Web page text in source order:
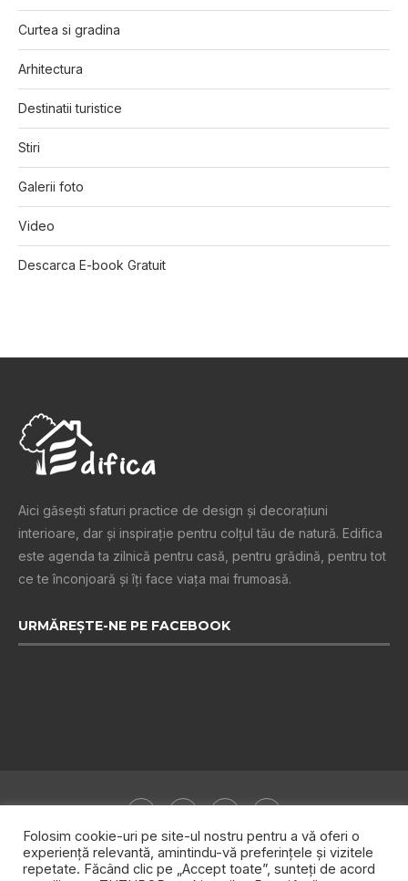
Curtea si gradina
Arhitectura
Destinatii turistice
Stiri
Galerii foto
Video
Descarca E-book Gratuit
Aici găsești sfaturi practice de design şi decoraţiuni
interioare, dar și inspiraţie pentru colţul tău de natură. Edifica
este agenda ta zilnică pentru casă, pentru grădină, pentru tot
ce te înconjoară şi îţi face viaţa mai frumoasă.
URMĂREȘTE-NE PE FACEBOOK
Folosim cookie-uri pe site-ul nostru pentru a vă oferi o
experiență relevantă, amintindu-vă preferințele și vizitele
repetate. Făcând clic pe „Accept toate”, sunteți de acord